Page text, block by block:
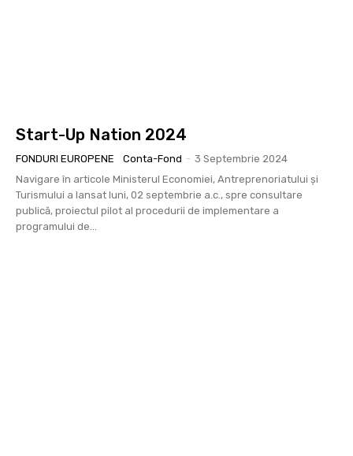
Start-Up Nation 2024
FONDURI EUROPENE Conta-Fond - 3 Septembrie 2024
Navigare în articole Ministerul Economiei, Antreprenoriatului și
Turismului a lansat luni, 02 septembrie a.c., spre consultare
publică, proiectul pilot al procedurii de implementare a
programului de...